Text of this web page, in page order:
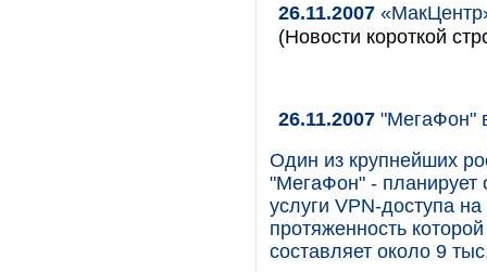
26.11.2007
(Новости короткой
26.11.2007 "МегаФон"
Один из крупнейших
"МегаФон" - планирует
услуги VPN-доступа
протяженность
составляет около 9